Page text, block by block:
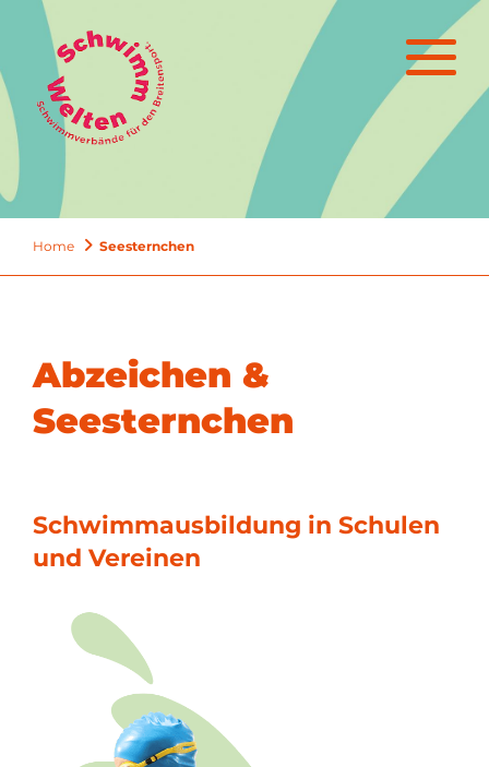
Home Seesternchen
Abzeichen &
Seesternchen
Schwimmausbildung in Schulen
und Vereinen